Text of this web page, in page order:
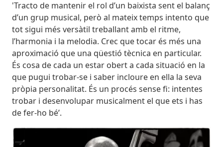
'Tracto de mantenir el rol d’un baixista sent el balanç
d’un grup musical, però al mateix temps intento que
tot sigui més versàtil treballant amb el ritme,
l’harmonia i la melodia. Crec que tocar és més una
aproximació que una qüestió tècnica en particular.
És cosa de cada un estar obert a cada situació en la
que pugui trobar-se i saber incloure en ella la seva
pròpia personalitat. És un procés sense fi: intentes
trobar i desenvolupar musicalment el que ets i has
de fer-ho bé’.
Imatges
Image